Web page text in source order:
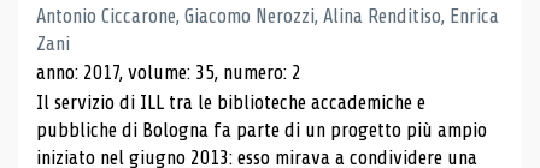
Antonio Ciccarone, Giacomo Nerozzi, Alina Renditiso, Enrica
Zani
anno: 2017, volume: 35, numero: 2
Il servizio di ILL tra le biblioteche accademiche e
pubbliche di Bologna fa parte di un progetto più ampio
iniziato nel giugno 2013: esso mirava a condividere una